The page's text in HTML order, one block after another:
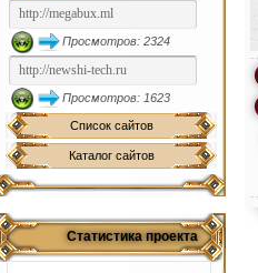
Просмотров: 2324
Просмотров: 1623
Список сайтов
Каталог сайтов
Статистика проекта